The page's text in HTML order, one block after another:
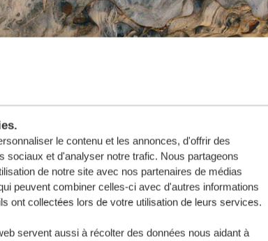
le contenu et les annonces, d'offrir des
sociaux et d'analyser notre trafic. Nous partageons
de notre site avec nos partenaires de médias
peuvent combiner celles-ci avec d'autres informations
ont collectées lors de votre utilisation de leurs services.
servent aussi à récolter des données nous aidant à